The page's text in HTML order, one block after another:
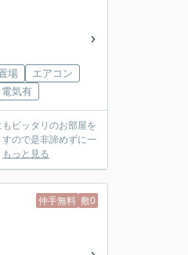
場
エアコン
電気有
ピッタリのお部屋を
ので是非諦めずに一
もっと見る
仲手無料 敷0